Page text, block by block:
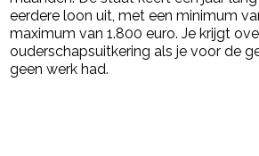
eerdere loon uit, met een minimum
maximum van 1.800 euro. Je krijgt
ouderschapsuitkering als je voor de
geen werk had.